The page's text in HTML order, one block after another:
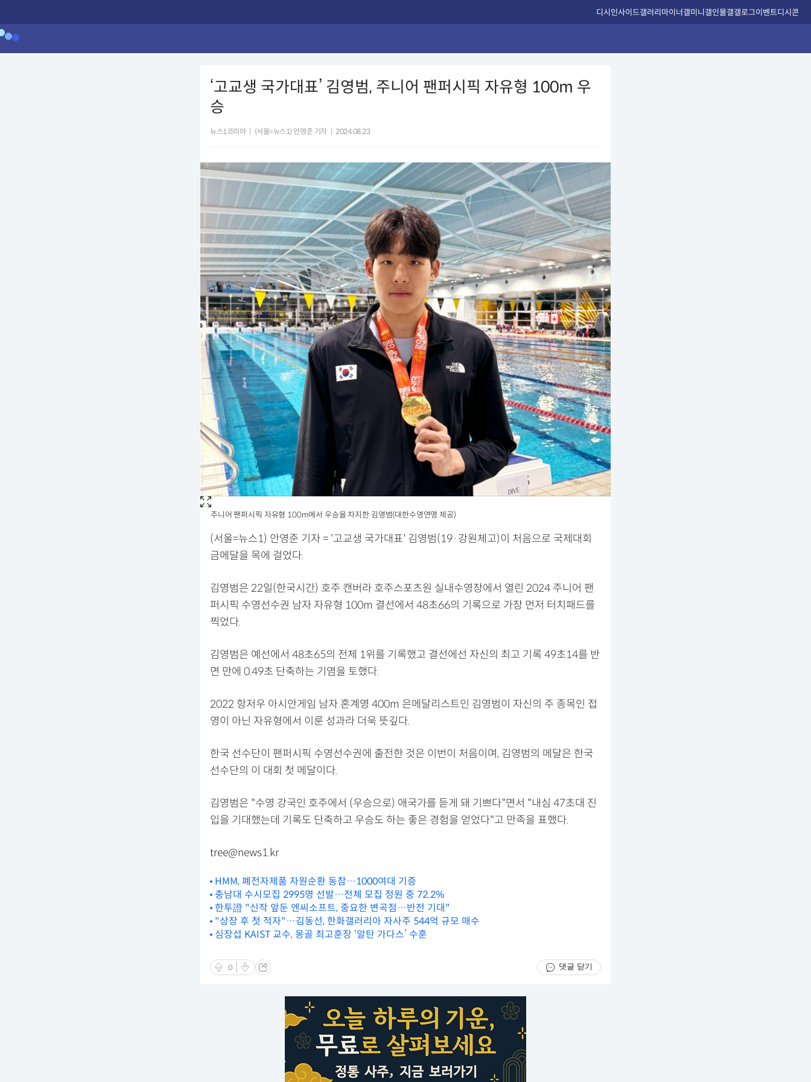
디시인사이드갤러리마이너갤미니갤인물갤갤로그이벤트디시콘
‘고교생 국가대표’ 김영범, 주니어 팬퍼시픽 자유형 100m 우
승
뉴스1코리아 (서울=뉴스1) 안영준 기자 2024.08.23
주니어 팬퍼시픽 자유형 100m에서 우승을 차지한 김영범(대한수영연맹 제공)
(서울=뉴스1) 안영준 기자 = '고교생 국가대표' 김영범(19·강원체고)이 처음으로 국제대회
금메달을 목에 걸었다.
김영범은 22일(한국시간) 호주 캔버라 호주스포츠원 실내수영장에서 열린 2024 주니어 팬
퍼시픽 수영선수권 남자 자유형 100m 결선에서 48초66의 기록으로 가장 먼저 터치패드를
찍었다.
김영범은 예선에서 48초65의 전체 1위를 기록했고 결선에선 자신의 최고 기록 49초14를 반
면 만에 0.49초 단축하는 기염을 토했다.
2022 항저우 아시안게임 남자 혼계영 400m 은메달리스트인 김영범이 자신의 주 종목인 접
영이 아닌 자유형에서 이룬 성과라 더욱 뜻깊다.
한국 선수단이 팬퍼시픽 수영선수권에 출전한 것은 이번이 처음이며, 김영범의 메달은 한국
선수단의 이 대회 첫 메달이다.
김영범은 "수영 강국인 호주에서 (우승으로) 애국가를 듣게 돼 기쁘다"면서 "내심 47초대 진
입을 기대했는데 기록도 단축하고 우승도 하는 좋은 경험을 얻었다"고 만족을 표했다.
tree@news1.kr
HMM, 폐전자제품 자원순환 동참…1000여대 기증
충남대 수시모집 2995명 선발…전체 모집 정원 중 72.2%
한투證 "신작 앞둔 엔씨소프트, 중요한 변곡점…반전 기대"
"상장 후 첫 적자"…김동선, 한화갤러리아 자사주 544억 규모 매수
심장섭 KAIST 교수, 몽골 최고훈장 ‘알탄 가다스’ 수훈
0 댓글 닫기